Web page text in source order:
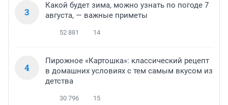
3
Какой будет зима, можно узнать по погоде 7
августа, — важные приметы
52 881 14
4
Пирожное «Картошка»: классический рецепт
в домашних условиях с тем самым вкусом из
детства
30 796 15